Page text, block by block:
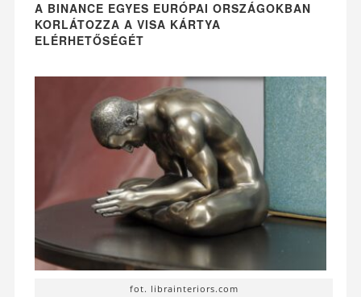
A BINANCE EGYES EURÓPAI ORSZÁGOKBAN
KORLÁTOZZA A VISA KÁRTYA
ELÉRHETŐSÉGÉT
fot. librainteriors.com